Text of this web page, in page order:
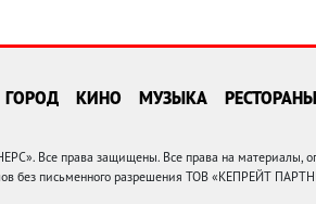
ГОРОД КИНО МУЗЫКА РЕСТОРАНЫ
Все права защищены. Все права на материалы,
без письменного разрешения ТОВ «КЕПРЕЙТ